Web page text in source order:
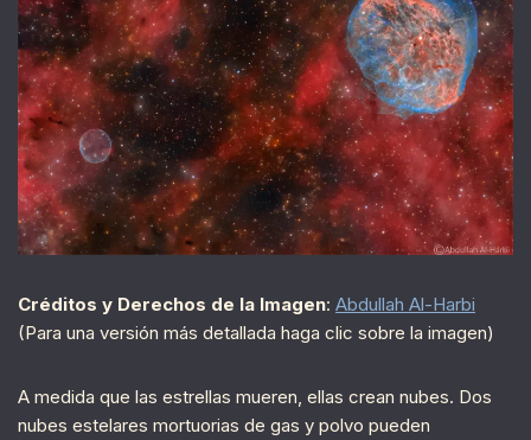
Créditos y Derechos de la Imagen: Abdullah Al-Harbi
(Para una versión más detallada haga clic sobre la imagen)
A medida que las estrellas mueren, ellas crean nubes. Dos
nubes estelares mortuorias de gas y polvo pueden